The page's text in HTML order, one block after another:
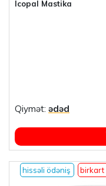
Icopal Mastika
Qiymət: ədəd
hissəli ödəniş birkart